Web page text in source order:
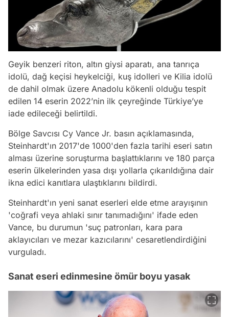
Geyik benzeri riton, altın giysi aparatı, ana tanrıça
idolü, dağ keçisi heykelciği, kuş idolleri ve Kilia idolü
de dahil olmak üzere Anadolu kökenli olduğu tespit
edilen 14 eserin 2022’nin ilk çeyreğinde Türkiye’ye
iade edileceği belirtildi.
Bölge Savcısı Cy Vance Jr. basın açıklamasında,
Steinhardt'ın 2017'de 1000'den fazla tarihi eseri satın
alması üzerine soruşturma başlattıklarını ve 180 parça
eserin ülkelerinden yasa dışı yollarla çıkarıldığına dair
ikna edici kanıtlara ulaştıklarını bildirdi.
Steinhardt'ın yeni sanat eserleri elde etme arayışının
'coğrafi veya ahlaki sınır tanımadığını' ifade eden
Vance, bu durumun 'suç patronları, kara para
aklayıcıları ve mezar kazıcılarını' cesaretlendirdiğini
vurguladı.
Sanat eseri edinmesine ömür boyu yasak